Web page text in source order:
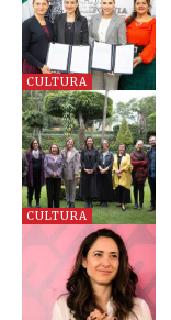
CULTURA
CULTURA